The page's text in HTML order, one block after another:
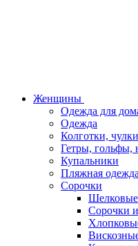
Женщины
Одежда для
Одежда
Колготки, чулки
Гетры, гольфы,
Купальники
Пляжная одежда
Сорочки
Шелковые
Сорочки